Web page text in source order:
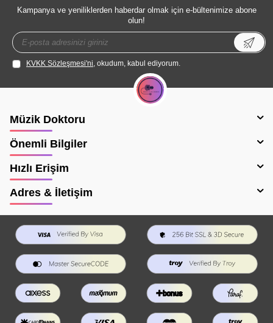
Kampanya ve yeniliklerden haberdar olmak için e-bültenimize abone
olun!
KVKK Sözleşmesi'ni, okudum, kabul ediyorum.
Müzik Doktoru
Önemli Bilgiler
Hızlı Erişim
Adres & İletişim